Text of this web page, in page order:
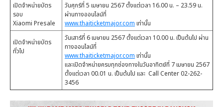
เปิดจำหน่ายบัตร
รอบ
Xiaomi Presale
วันศุกร์ที่ 5 เมษายน 2567 ตั้งแต่เวลา 16.00 น. – 23.59 น.
ผ่านทางออนไลน์ที่
www.thaiticketmajor.com เท่านั้น
เปิดจำหน่ายบัตร
ทั่วไป
วันเสาร์ที่ 6 เมษายน 2567 ตั้งแต่เวลา 10.00 น. เป็นต้นไป ผ่าน
ทางออนไลน์ที่
www.thaiticketmajor.com เท่านั้น
และเปิดจำหน่ายครบทุกช่องทางในวันอาทิตย์ที่ 7 เมษายน 2567
ตั้งแต่เวลา 00.01 น. เป็นต้นไป และ Call Center 02-262-
3456